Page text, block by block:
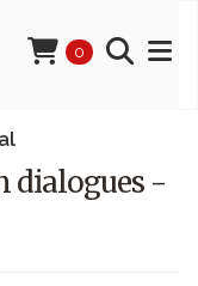
0
dialogues -